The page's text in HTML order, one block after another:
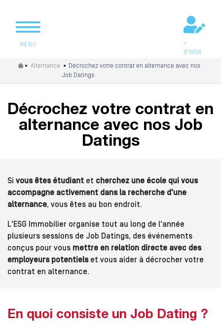
MENU
+
d'infos
Vous êtes ici
• Alternance • Décrochez votre contrat en alternance avec nos
Job Datings
Décrochez votre contrat en
alternance avec nos Job
Datings
Si vous êtes étudiant et cherchez une école qui vous
accompagne activement dans la recherche d'une
alternance, vous êtes au bon endroit.
L'ESG Immobilier organise tout au long de l'année
plusieurs sessions de Job Datings, des événements
conçus pour vous mettre en relation directe avec des
employeurs potentielset vous aider à décrocher votre
contrat en alternance.
En quoi consiste un Job Dating ?